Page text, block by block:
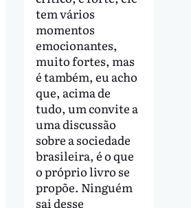
tem vários
momentos
emocionantes,
muito fortes, mas
é também, eu acho
que, acima de
tudo, um convite a
uma discussão
sobre a sociedade
brasileira, é o que
o próprio livro se
propõe. Ninguém
sai desse